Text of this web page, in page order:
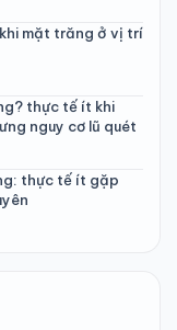
mặt trăng ở vị trí
thực tế ít khi
nguy cơ lũ quét
thực tế ít gặp